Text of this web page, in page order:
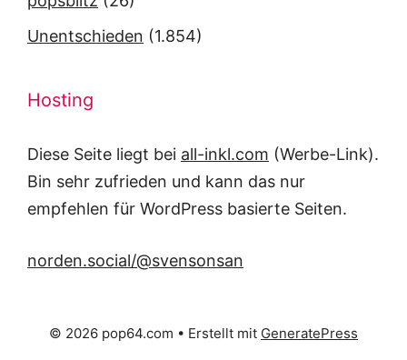
Unentschieden (1.854)
Hosting
Diese Seite liegt bei all-inkl.com (Werbe-Link).
Bin sehr zufrieden und kann das nur
empfehlen für WordPress basierte Seiten.
norden.social/@svensonsan
© 2026 pop64.com • Erstellt mit GeneratePress